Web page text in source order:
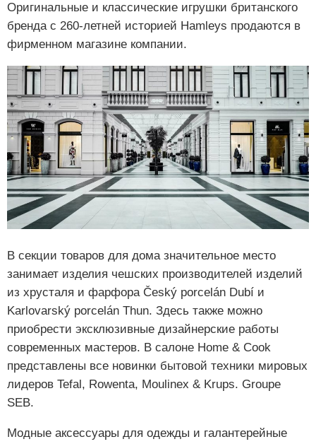
Оригинальные и классические игрушки британского
бренда с 260-летней историей Hamleys продаются в
фирменном магазине компании.
В секции товаров для дома значительное место
занимает изделия чешских производителей изделий
из хрусталя и фарфора Český porcelán Dubí и
Karlovarský porcelán Thun. Здесь также можно
приобрести эксклюзивные дизайнерские работы
современных мастеров. В салоне Home & Cook
представлены все новинки бытовой техники мировых
лидеров Tefal, Rowenta, Moulinex & Krups. Groupe
SEB.
Модные аксессуары для одежды и галантерейные